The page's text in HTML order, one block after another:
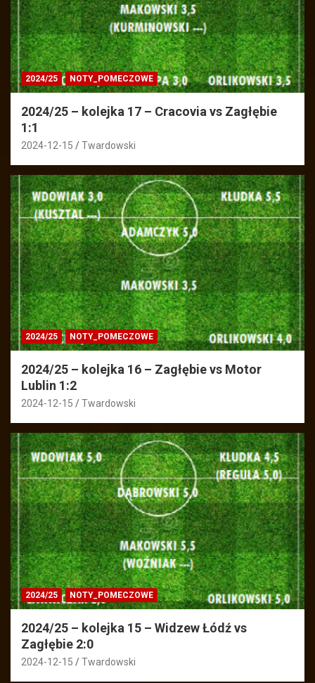
2024/25 NOTY_POMECZOWE
2024/25 – kolejka 17 – Cracovia vs Zagłębie
1:1
2024-12-15 Twardowski
2024/25 NOTY_POMECZOWE
2024/25 – kolejka 16 – Zagłębie vs Motor
Lublin 1:2
2024-12-15 Twardowski
2024/25 NOTY_POMECZOWE
2024/25 – kolejka 15 – Widzew Łódź vs
Zagłębie 2:0
2024-12-15 Twardowski